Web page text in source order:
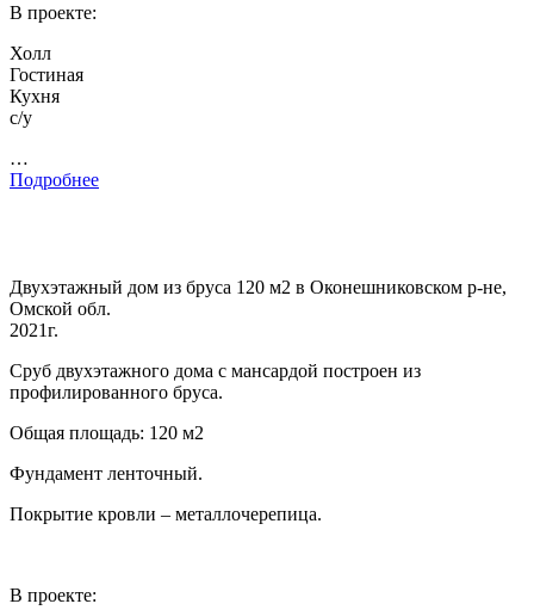
В проекте:
Холл
Гостиная
Кухня
с/у
…
Подробнее
Двухэтажный дом из бруса 120 м2 в Оконешниковском р-не,
Омской обл.
2021г.
Сруб двухэтажного дома с мансардой построен из
профилированного бруса.
Общая площадь: 120 м2
Фундамент ленточный.
Покрытие кровли – металлочерепица.
В проекте: